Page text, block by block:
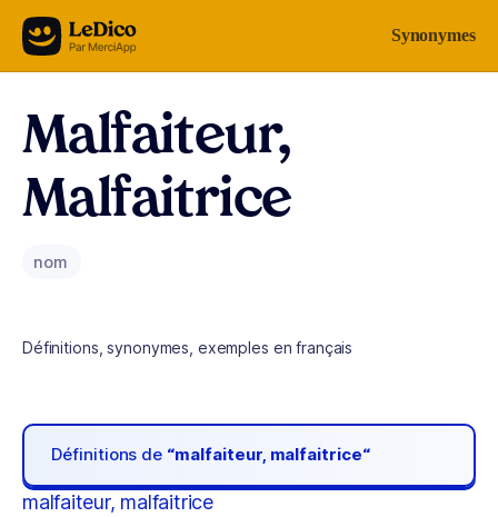
Aller au contenu Synonymes
Malfaiteur,
Malfaitrice
nom
Définitions, synonymes, exemples en français
Définitions de “malfaiteur, malfaitrice“
malfaiteur, malfaitrice